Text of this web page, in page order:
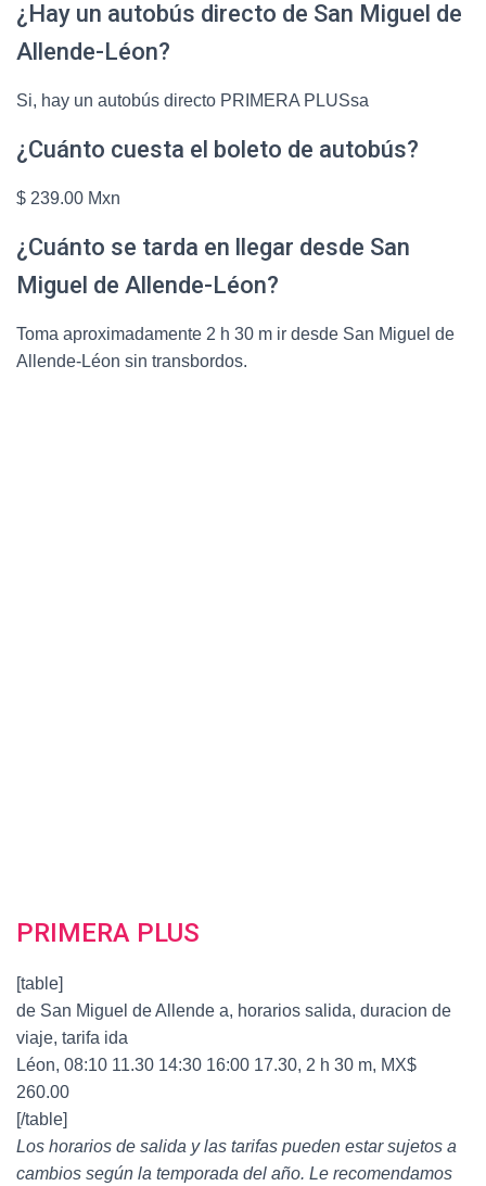
¿Hay un autobús directo de San Miguel de
Allende-Léon?
Si, hay un autobús directo PRIMERA PLUSsa
¿Cuánto cuesta el boleto de autobús?
$ 239.00 Mxn
¿Cuánto se tarda en llegar desde San
Miguel de Allende-Léon?
Toma aproximadamente 2 h 30 m ir desde San Miguel de
Allende-Léon sin transbordos.
PRIMERA PLUS
[table]
de San Miguel de Allende a, horarios salida, duracion de
viaje, tarifa ida
Léon, 08:10 11.30 14:30 16:00 17.30, 2 h 30 m, MX$
260.00
[/table]
Los horarios de salida y las tarifas pueden estar sujetos a
cambios según la temporada del año. Le recomendamos